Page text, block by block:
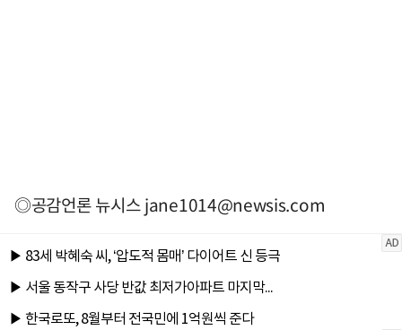
◎공감언론 뉴시스jane1014@newsis.com